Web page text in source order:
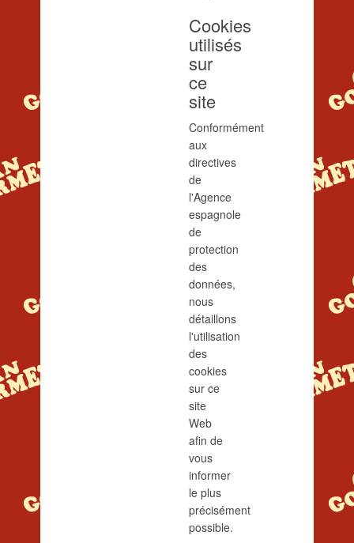
Cookies
utilisés
sur
ce
site
Conformément
aux
directives
de
l'Agence
espagnole
de
protection
des
données,
nous
détaillons
l'utilisation
des
cookies
sur ce
site
Web
afin de
vous
informer
le plus
précisément
possible.